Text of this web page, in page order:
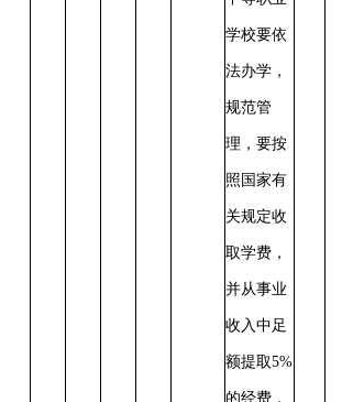
学校要依
法办学，
规范管
理，要按
照国家有
关规定收
取学费，
并从事业
收入中足
额提取5%
的经费，